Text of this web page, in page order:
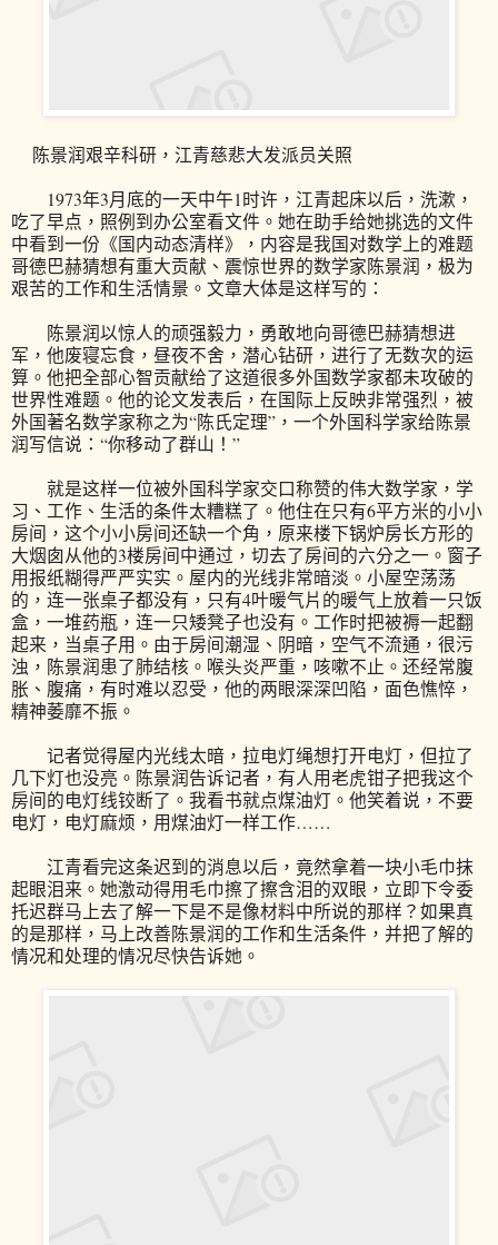
陈景润艰辛科研，江青慈悲大发派员关照
1973年3月底的一天中午1时许，江青起床以后，洗漱，
吃了早点，照例到办公室看文件。她在助手给她挑选的文件
中看到一份《国内动态清样》，内容是我国对数学上的难题
哥德巴赫猜想有重大贡献、震惊世界的数学家陈景润，极为
艰苦的工作和生活情景。文章大体是这样写的：
陈景润以惊人的顽强毅力，勇敢地向哥德巴赫猜想进
军，他废寝忘食，昼夜不舍，潜心钻研，进行了无数次的运
算。他把全部心智贡献给了这道很多外国数学家都未攻破的
世界性难题。他的论文发表后，在国际上反映非常强烈，被
外国著名数学家称之为“陈氏定理”，一个外国科学家给陈景
润写信说：“你移动了群山！”
就是这样一位被外国科学家交口称赞的伟大数学家，学
习、工作、生活的条件太糟糕了。他住在只有6平方米的小小
房间，这个小小房间还缺一个角，原来楼下锅炉房长方形的
大烟囱从他的3楼房间中通过，切去了房间的六分之一。窗子
用报纸糊得严严实实。屋内的光线非常暗淡。小屋空荡荡
的，连一张桌子都没有，只有4叶暖气片的暖气上放着一只饭
盒，一堆药瓶，连一只矮凳子也没有。工作时把被褥一起翻
起来，当桌子用。由于房间潮湿、阴暗，空气不流通，很污
浊，陈景润患了肺结核。喉头炎严重，咳嗽不止。还经常腹
胀、腹痛，有时难以忍受，他的两眼深深凹陷，面色憔悴，
精神萎靡不振。
记者觉得屋内光线太暗，拉电灯绳想打开电灯，但拉了
几下灯也没亮。陈景润告诉记者，有人用老虎钳子把我这个
房间的电灯线铰断了。我看书就点煤油灯。他笑着说，不要
电灯，电灯麻烦，用煤油灯一样工作……
江青看完这条迟到的消息以后，竟然拿着一块小毛巾抹
起眼泪来。她激动得用毛巾擦了擦含泪的双眼，立即下令委
托迟群马上去了解一下是不是像材料中所说的那样？如果真
的是那样，马上改善陈景润的工作和生活条件，并把了解的
情况和处理的情况尽快告诉她。